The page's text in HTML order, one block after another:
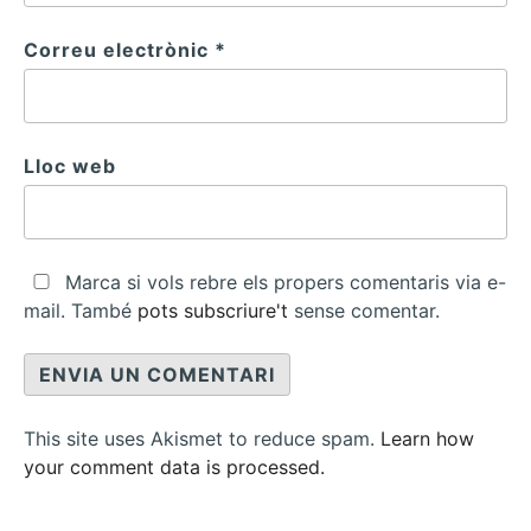
Correu electrònic *
Lloc web
Marca si vols rebre els propers comentaris via e-
mail. També pots subscriure't sense comentar.
This site uses Akismet to reduce spam. Learn how
your comment data is processed.